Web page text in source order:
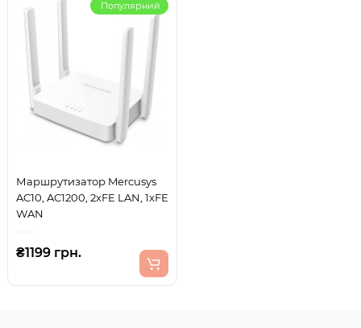
Популярний
Маршрутизатор Mercusys
AC10, AC1200, 2xFE LAN, 1xFE
WAN
₴1199 грн.